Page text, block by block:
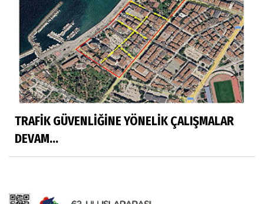
TRAFİK GÜVENLİĞİNE YÖNELİK ÇALIŞMALAR
DEVAM...